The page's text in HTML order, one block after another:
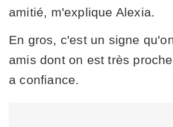
amitié, m'explique Alexia.
En gros, c'est un signe
amis dont on est très
a confiance.